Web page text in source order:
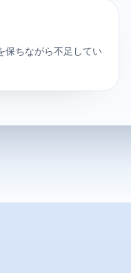
保ちながら不足してい